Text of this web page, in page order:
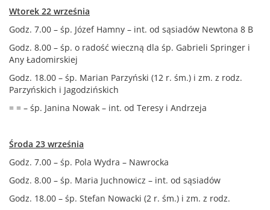
Wtorek 22 września
Godz. 7.00 – śp. Józef Hamny – int. od sąsiadów Newtona 8 B
Godz. 8.00 – śp. o radość wieczną dla śp. Gabrieli Springer i
Any Ładomirskiej
Godz. 18.00 – śp. Marian Parzyński (12 r. śm.) i zm. z rodz.
Parzyńskich i Jagodzińskich
= = – śp. Janina Nowak – int. od Teresy i Andrzeja
Środa 23 września
Godz. 7.00 – śp. Pola Wydra – Nawrocka
Godz. 8.00 – śp. Maria Juchnowicz – int. od sąsiadów
Godz. 18.00 – śp. Stefan Nowacki (2 r. śm.) i zm. z rodz.